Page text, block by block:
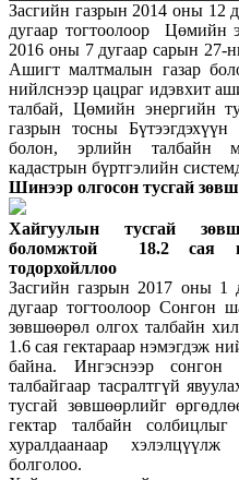
Засгийн газрын 2014 оны 12
дугаар тогтоолоор Цөмийн
2016 оны 7 дугаар сарын 27-
Ашигт малтмалын газар
нийлснээр цацраг идэвхит
талбай, Цөмийн энергийн
газрын тосны Бүтээгдэхүүн
болон, эрлийн талбайн
кадастрын бүртгэлийн
Шинээр олгосон тусгай
Хайгуулын тусгай
боломжтой 18.2 сая
тодорхойллоо
Засгийн газрын 2017 оны 1
дугаар тогтоолоор Сонгон
зөвшөөрөл олгох талбайн
1.6 сая гектараар нэмэгдэж
байна. Ингэснээр сонгон
талбайгаар тасралтгүй
тусгай зөвшөөрлийг
гектар талбайн
хуралдаанаар
болголоо.